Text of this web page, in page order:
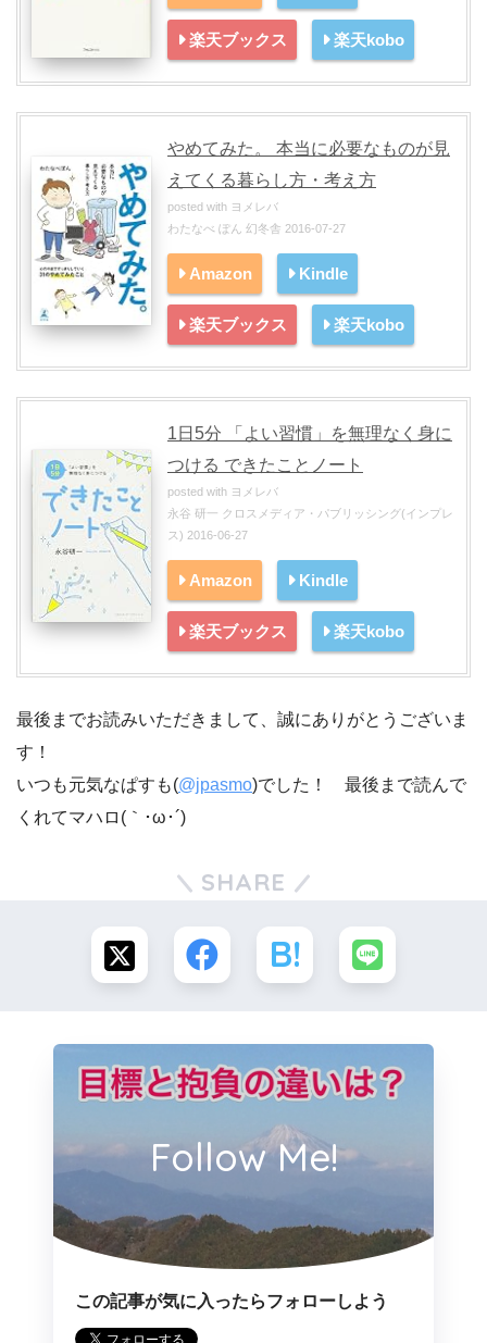
楽天ブックス 楽天kobo
やめてみた。 本当に必要なものが見
えてくる暮らし方・考え方
posted with ヨメレバ
わたなべ ぽん 幻冬舎 2016-07-27
Amazon Kindle
楽天ブックス 楽天kobo
1日5分 「よい習慣」を無理なく身に
つける できたことノート
posted with ヨメレバ
永谷 研一 クロスメディア・パブリッシング(インプレ
ス) 2016-06-27
Amazon Kindle
楽天ブックス 楽天kobo
最後までお読みいただきまして、誠にありがとうございま
す！
いつも元気なぱすも(@jpasmo)でした！ 最後まで読んで
くれてマハロ(｀･ω･´)ゞ
SHARE
Follow Me!
この記事が気に入ったらフォローしよう